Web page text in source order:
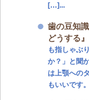
[…]...
歯の豆知
どうする』
も指しゃぶ
か？」と聞
は上顎への
もいいです